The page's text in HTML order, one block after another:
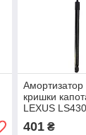
Амортизатор
кришки
LEXUS
01- 06 430N
401₴